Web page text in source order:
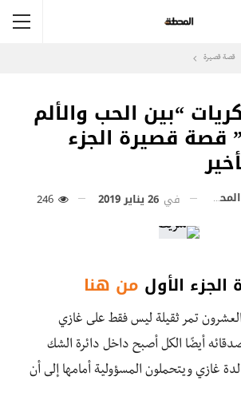
قصة قصيرة
“بين الحب والألم
قصة قصيرة الجزء
في 26 يناير 2019
الأول من هنا
تمر ثقيلة ليس فقط على غازي
أيضًا الكل أصبح داخل دائرة الشك
غازي ويتحملون المسؤولية أمامها إلى أن